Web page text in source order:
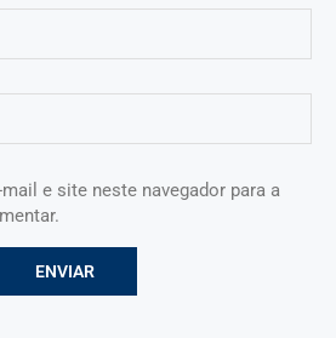
e site neste navegador para a